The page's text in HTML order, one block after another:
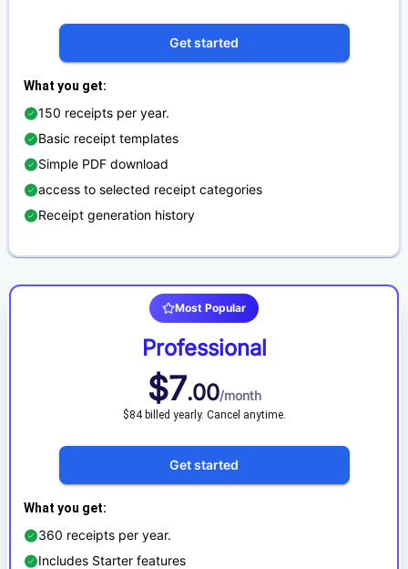
Get started
What you get:
150 receipts per year.
Basic receipt templates
Simple PDF download
access to selected receipt categories
Receipt generation history
Most Popular
Professional
$7.00/month
$84 billed yearly. Cancel anytime.
Get started
What you get:
360 receipts per year.
Includes Starter features